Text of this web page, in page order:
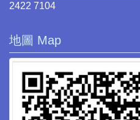
2422 7104
地圖 Map